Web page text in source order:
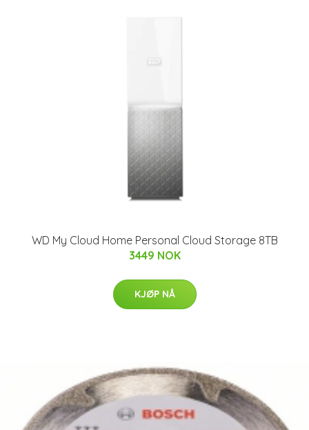
WD My Cloud Home Personal Cloud Storage 8TB
3449 NOK
KJØP NÅ